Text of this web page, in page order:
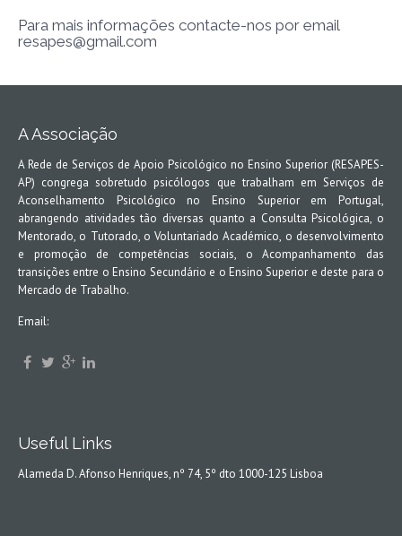
Para mais informações contacte-nos por email
resapes@gmail.com
A Associação
A Rede de Serviços de Apoio Psicológico no Ensino Superior (RESAPES-
AP) congrega sobretudo psicólogos que trabalham em Serviços de
Aconselhamento Psicológico no Ensino Superior em Portugal,
abrangendo atividades tão diversas quanto a Consulta Psicológica, o
Mentorado, o Tutorado, o Voluntariado Académico, o desenvolvimento
e promoção de competências sociais, o Acompanhamento das
transições entre o Ensino Secundário e o Ensino Superior e deste para o
Mercado de Trabalho.
Email:
Useful Links
Alameda D. Afonso Henriques, nº 74, 5º dto 1000-125 Lisboa